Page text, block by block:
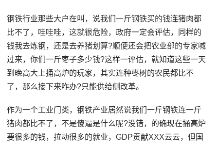
钢铁行业那些大户在叫，说我们一斤钢铁买的钱连猪肉都
比不了，哇哇哇，这就很危险，政府一定会评估，同样的
钱我去炼钢，还是去养猪划算?顺便还会把农业部的专家喊
过来，你们一斤枣子多少钱?这样一评估，就知道这些一天
到晚高大上捅高炉的玩家，其实连种枣树的农民都比不
了，那么接下来咋办?只能供给侧改革。
作为一个工业门类，钢铁产业居然说我们一斤钢铁连一斤
猪肉都比不了，不是傻逼是什么呢?没错，的确现在捅高炉
要很多的钱，拉动很多的就业，GDP贡献XXX云云，但国